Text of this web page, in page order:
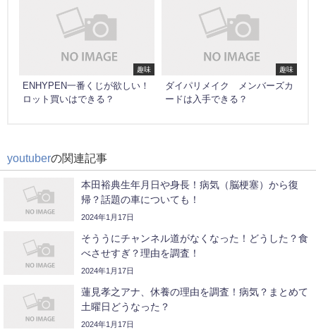
趣味
ENHYPEN一番くじが欲しい！
ロット買いはできる？
趣味
ダイパリメイク メンバーズカ
ードは入手できる？
youtuberの関連記事
本田裕典生年月日や身長！病気（脳梗塞）から復
帰？話題の車についても！
2024年1月17日
そううにチャンネル道がなくなった！どうした？食
べさせすぎ？理由を調査！
2024年1月17日
蓮見孝之アナ、休養の理由を調査！病気？まとめて
土曜日どうなった？
2024年1月17日